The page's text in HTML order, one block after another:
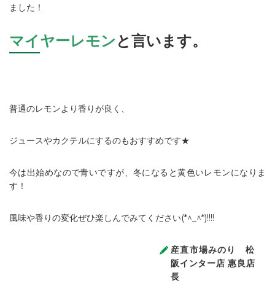
ました！
マイヤーレモン と言います。
普通のレモンより香りが良く、
ジュースやカクテルにするのもおすすめです★
今は出始めなので青いですが、冬になると黄色いレモンになりま
す！
風味や香りの変化ぜひ楽しんでみてください(*^_^*)!!!!
産直市場みのり 松
阪インター店 惠良店
長